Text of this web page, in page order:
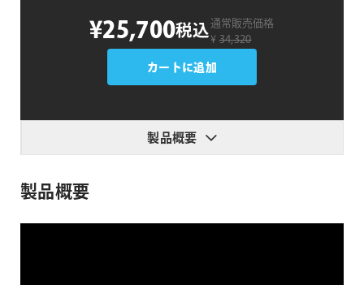
¥25,700税込通常販売価格
¥34,320
カートに追加
製品概要
製品概要